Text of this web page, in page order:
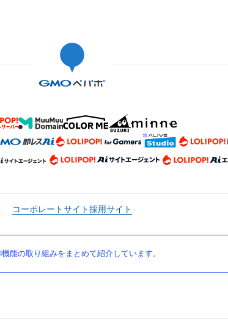
コーポレートサイト採用サイト
能の取り組みをまとめて紹介しています。